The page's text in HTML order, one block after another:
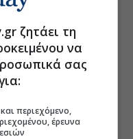
αξίας του, δύο λόγια:
Πόσα
ευρώ είναι η
ποσοτικοποιηθεί και
(όσο και το
απαντήσετε
που μας έχει
Internet.
ζητάει τη
να
σας
περιεχόμενο,
έρευνα